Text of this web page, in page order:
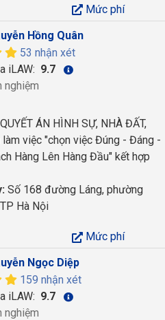
Mức phí
Hồng Quân
53 nhận xét
iLAW: 9.7
nghiệm
ÁN HÌNH SỰ, NHÀ ĐẤT,
việc "chọn việc Đúng - Đáng -
Hàng Lên Hàng Đầu" kết hợp
Số 168 đường Láng, phường
Hà Nội
Mức phí
Ngọc Diệp
159 nhận xét
iLAW: 9.7
nghiệm